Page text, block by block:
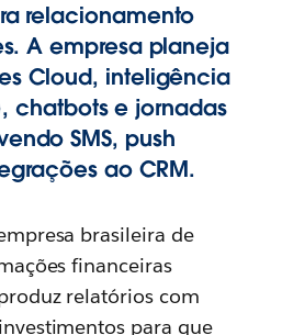
relacionamento
A empresa planeja
Cloud, inteligência
chatbots e jornadas
SMS, push
ao CRM.
brasileira de
financeiras
relatórios com
para que